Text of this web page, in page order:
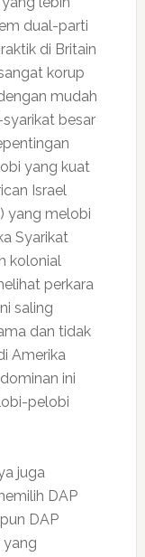
dual-parti
di Britain
korup
mudah
besar
yang kuat
Israel
yang melobi
Syarikat
kolonial
perkara
saling
dan tidak
Amerika
ini
pelobi
juga
DAP
DAP
yang